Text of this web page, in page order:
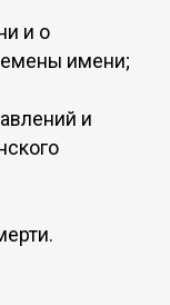
и о
имени;
и